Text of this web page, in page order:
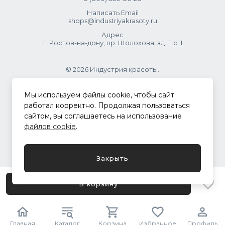
Главная Каталог Корзина Избранное Профиль
В корзину
Написать Email
shops@industriyakrasoty.ru
Адрес
г. Ростов-на-дону, пр. Шолохова, зд. 11 с. 1
© 2026 Индустрия красоты.
.
Политика конфиденциальности
Мы используем файлы cookie, чтобы сайт
работал корректно. Продолжая пользоваться
сайтом, вы соглашаетесь на использование
файлов cookie.
Закрыть